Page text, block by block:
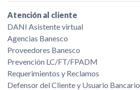
Atención al cliente
DANI Asistente virtual
Agencias Banesco
Proveedores Banesco
Prevención LC/FT/FPADM
Requerimientos y Reclamos
Defensor del Cliente y Usuario Bancario